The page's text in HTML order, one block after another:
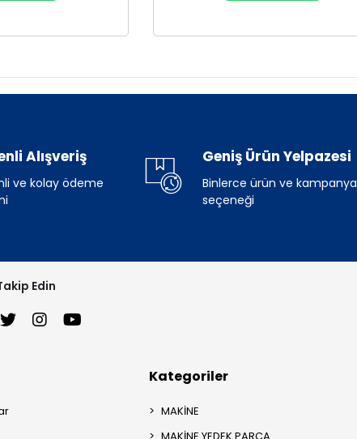
Alışveriş
ve kolay ödeme
Geniş Ürün Yelpazesi
Binlerce ürün ve kampanya
seçeneği
Edin
Kategoriler
MAKİNE